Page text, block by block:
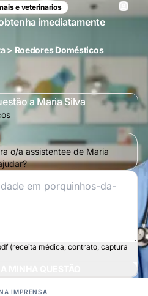
e veterinarios
imediatamente
> Roedores Domésticos
a Maria Silva
o/a assistentee de Maria
(receita médica, contrato, captura
IMPRENSA